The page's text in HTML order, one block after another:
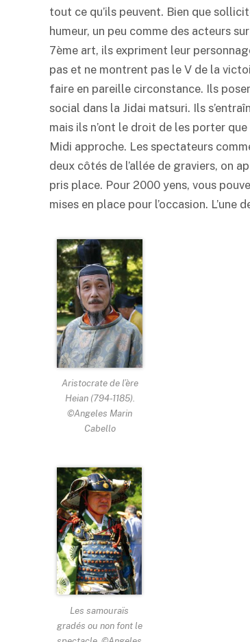
tout ce qu’ils peuvent. Bien que
humeur, un peu comme des acteurs
7ème art, ils expriment leur
pas et ne montrent pas le V de la
faire en pareille circonstance. Ils
social dans la Jidai matsuri. Ils
mais ils n’ont le droit de les porter
Midi approche. Les spectateurs
deux côtés de l’allée de graviers, on
pris place. Pour 2000 yens, vous
mises en place pour l’occasion.
Aristocrate de l’ère
Heian (794-1185).
©Angeles Marin
Cabello
Les samouraïs
gradés ou non font le